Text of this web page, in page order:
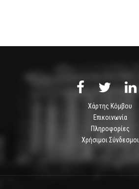
Χάρτης Κόμβου
Επικοινωνία
Πληροφορίες
Χρήσιμοι Σύνδεσμοι